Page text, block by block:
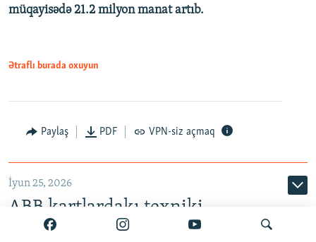
Auto 240p 360p 480p
720p 1080p
müqayisədə 21.2 milyon manat artıb.
Ətraflı burada oxuyun
Paylaş PDF VPN-siz açmaq
İyun 25, 2026
ABB kartlardakı texniki
problemin həll olunduğunu